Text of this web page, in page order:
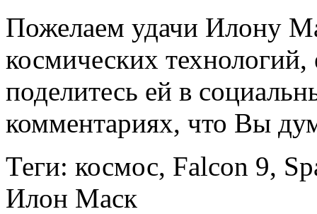
Пожелаем удачи Илону
космических
поделитесь ей в
комментариях, что Вы
Теги: космос, Falcon 9,
Илон Маск